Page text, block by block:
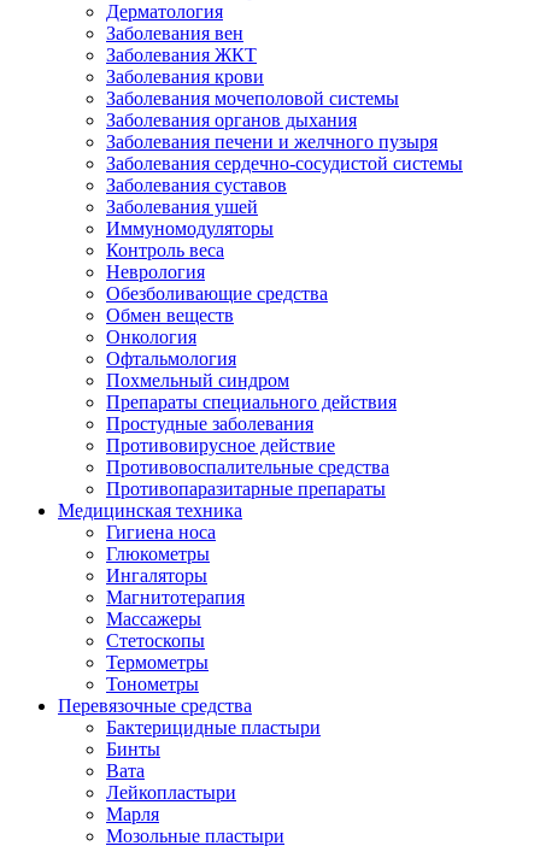
Дерматология
Заболевания вен
Заболевания ЖКТ
Заболевания крови
Заболевания мочеполовой системы
Заболевания органов дыхания
Заболевания печени и желчного пузыря
Заболевания сердечно-сосудистой системы
Заболевания суставов
Заболевания ушей
Иммуномодуляторы
Контроль веса
Неврология
Обезболивающие средства
Обмен веществ
Онкология
Офтальмология
Похмельный синдром
Препараты специального действия
Простудные заболевания
Противовирусное действие
Противовоспалительные средства
Противопаразитарные препараты
Медицинская техника
Гигиена носа
Глюкометры
Ингаляторы
Магнитотерапия
Массажеры
Стетоскопы
Термометры
Тонометры
Перевязочные средства
Бактерицидные пластыри
Бинты
Вата
Лейкопластыри
Марля
Мозольные пластыри